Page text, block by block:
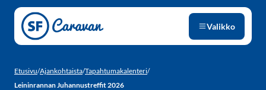
Siirry sivun sisältöön
Valikko
Etusivu/Ajankohtaista/Tapahtumakalenteri/
Leininrannan Juhannustreffit 2026